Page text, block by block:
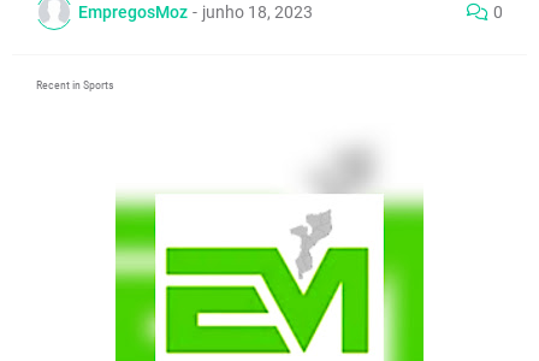
EmpregosMoz - junho 18, 2023 0
Recent in Sports